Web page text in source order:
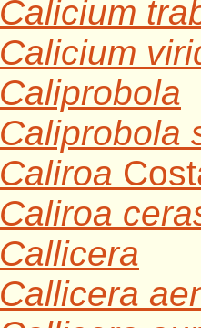
Calicium
Calicium
Caliprobola
Caliprobola
Caliroa
Caliroa
Callicera
Callicera